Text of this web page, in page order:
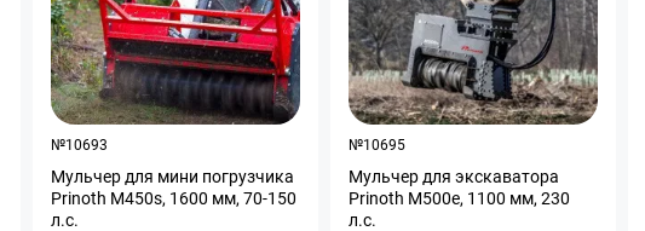
№10693
Мульчер для мини погрузчика
Prinoth M450s, 1600 мм, 70-150
л.с.
№10695
Мульчер для экскаватора
Prinoth M500e, 1100 мм, 230
л.с.